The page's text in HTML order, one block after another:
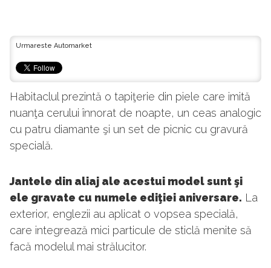
Urmareste Automarket
Habitaclul prezintă o tapiţerie din piele care imită
nuanţa cerului înnorat de noapte, un ceas analogic
cu patru diamante şi un set de picnic cu gravură
specială.
Jantele din aliaj ale acestui model sunt şi
ele gravate cu numele ediţiei aniversare. La
exterior, englezii au aplicat o vopsea specială,
care integrează mici particule de sticlă menite să
facă modelul mai strălucitor.